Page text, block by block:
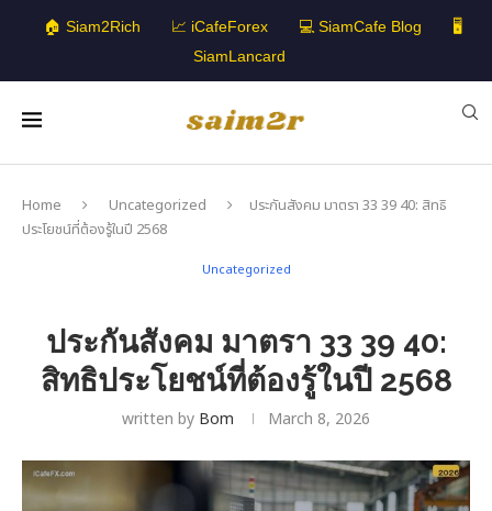
🏠 Siam2Rich 📈 iCafeForex 💻 SiamCafe Blog
🖥️
SiamLancard
Home Uncategorized
ประกันสังคม มาตรา 33 39 40: สิทธิ
ประโยชน์ที่ต้องรู้ในปี 2568
Uncategorized
ประกันสังคม มาตรา 33 39 40:
สิทธิประโยชน์ที่ต้องรู้ในปี 2568
written by Bom March 8, 2026